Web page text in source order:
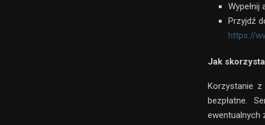
Przyjdź
https://
Jak
Korzystanie
bezpłatne.
ewentualnych